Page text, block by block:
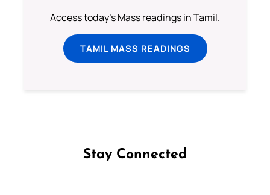
Access today's Mass readings in Tamil.
TAMIL MASS READINGS
Stay Connected